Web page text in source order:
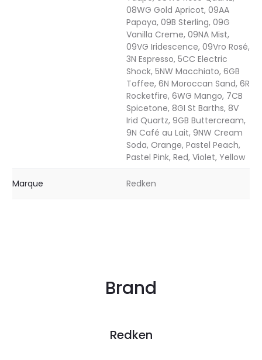
08WG Gold Apricot, 09AA
Papaya, 09B Sterling, 09G
Vanilla Creme, 09NA Mist,
09VG Iridescence, 09Vro Rosé,
3N Espresso, 5CC Electric
Shock, 5NW Macchiato, 6GB
Toffee, 6N Moroccan Sand, 6R
Rocketfire, 6WG Mango, 7CB
Spicetone, 8GI St Barths, 8V
Irid Quartz, 9GB Buttercream,
9N Café au Lait, 9NW Cream
Soda, Orange, Pastel Peach,
Pastel Pink, Red, Violet, Yellow
Marque Redken
Brand
Redken